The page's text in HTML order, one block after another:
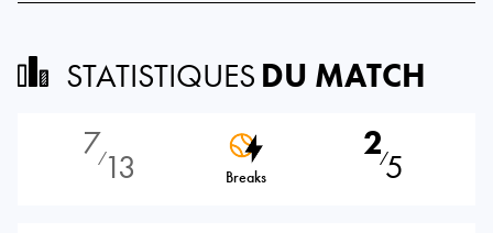
STATISTIQUES DU MATCH
7⁄13 Breaks
2⁄5